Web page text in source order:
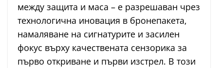
между защита и маса – е разрешаван чрез
технологична иновация в бронепакета,
намаляване на сигнатурите и засилен
фокус върху качествената сензорика за
първо откриване и първи изстрел. В този